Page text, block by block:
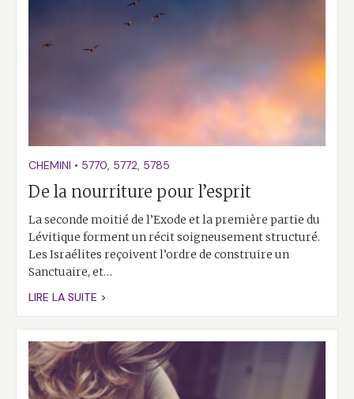
CHEMINI • 5770, 5772, 5785
De la nourriture pour l’esprit
La seconde moitié de l’Exode et la première partie du
Lévitique forment un récit soigneusement structuré.
Les Israélites reçoivent l’ordre de construire un
Sanctuaire, et…
LIRE LA SUITE >